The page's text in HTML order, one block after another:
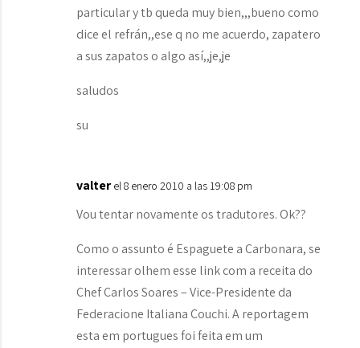
particular y tb queda muy bien,,,bueno como
dice el refrán,,ese q no me acuerdo, zapatero
a sus zapatos o algo así,,je,je
saludos
su
valter el 8 enero 2010 a las 19:08 pm
Vou tentar novamente os tradutores. Ok??
Como o assunto é Espaguete a Carbonara, se
interessar olhem esse link com a receita do
Chef Carlos Soares – Vice-Presidente da
Federacione Italiana Couchi. A reportagem
esta em portugues foi feita em um